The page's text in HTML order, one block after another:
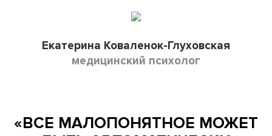
Екатерина Коваленок-Глуховская
медицинский психолог
«ВСЕ МАЛОПОНЯТНОЕ МОЖЕТ